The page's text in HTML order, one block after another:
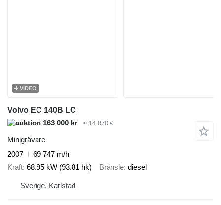
VIDEO
Volvo EC 140B LC
163 000 kr
≈ 14 870 €
Minigrävare
2007
69 747 m/h
Kraft 68.95 kW (93.81 hk) Bränsle diesel
Sverige, Karlstad